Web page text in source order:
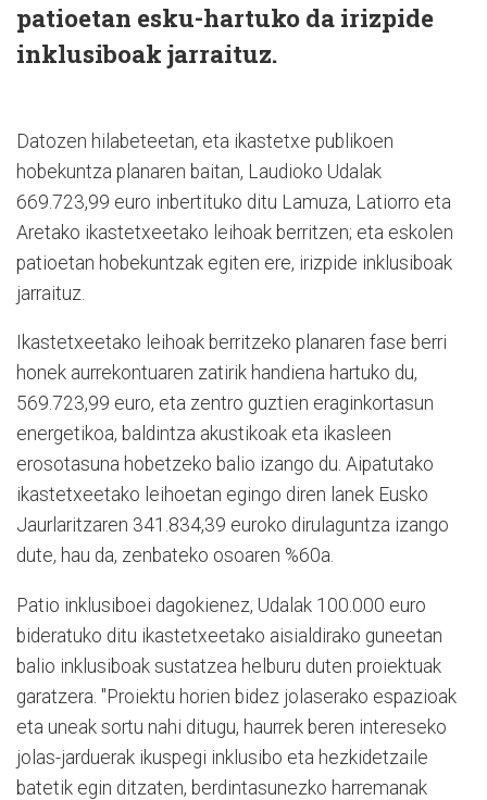
patioetan esku-hartuko da irizpide
inklusiboak jarraituz.
Datozen hilabeteetan, eta ikastetxe publikoen
hobekuntza planaren baitan, Laudioko Udalak
669.723,99 euro inbertituko ditu Lamuza, Latiorro eta
Aretako ikastetxeetako leihoak berritzen; eta eskolen
patioetan hobekuntzak egiten ere, irizpide inklusiboak
jarraituz.
Ikastetxeetako leihoak berritzeko planaren fase berri
honek aurrekontuaren zatirik handiena hartuko du,
569.723,99 euro, eta zentro guztien eraginkortasun
energetikoa, baldintza akustikoak eta ikasleen
erosotasuna hobetzeko balio izango du. Aipatutako
ikastetxeetako leihoetan egingo diren lanek Eusko
Jaurlaritzaren 341.834,39 euroko dirulaguntza izango
dute, hau da, zenbateko osoaren %60a.
Patio inklusiboei dagokienez, Udalak 100.000 euro
bideratuko ditu ikastetxeetako aisialdirako guneetan
balio inklusiboak sustatzea helburu duten proiektuak
garatzera. "Proiektu horien bidez jolaserako espazioak
eta uneak sortu nahi ditugu, haurrek beren intereseko
jolas-jarduerak ikuspegi inklusibo eta hezkidetzaile
batetik egin ditzaten, berdintasunezko harremanak